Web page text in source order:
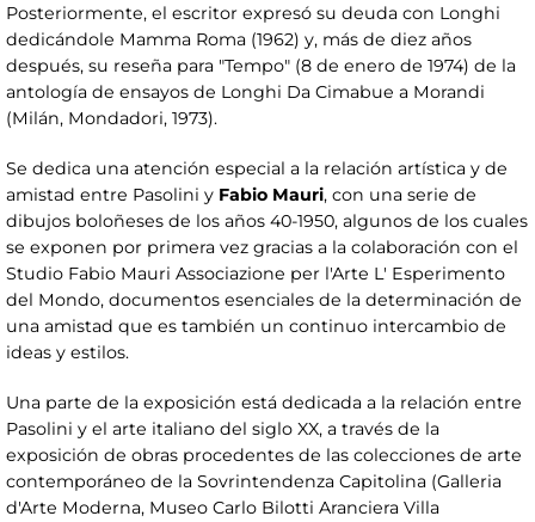
Posteriormente, el escritor expresó su deuda con Longhi
dedicándole Mamma Roma (1962) y, más de diez años
después, su reseña para "Tempo" (8 de enero de 1974) de la
antología de ensayos de Longhi Da Cimabue a Morandi
(Milán, Mondadori, 1973).
Se dedica una atención especial a la relación artística y de
amistad entre Pasolini y Fabio Mauri, con una serie de
dibujos boloñeses de los años 40-1950, algunos de los cuales
se exponen por primera vez gracias a la colaboración con el
Studio Fabio Mauri Associazione per l'Arte L' Esperimento
del Mondo, documentos esenciales de la determinación de
una amistad que es también un continuo intercambio de
ideas y estilos.
Una parte de la exposición está dedicada a la relación entre
Pasolini y el arte italiano del siglo XX, a través de la
exposición de obras procedentes de las colecciones de arte
contemporáneo de la Sovrintendenza Capitolina (Galleria
d'Arte Moderna, Museo Carlo Bilotti Aranciera Villa